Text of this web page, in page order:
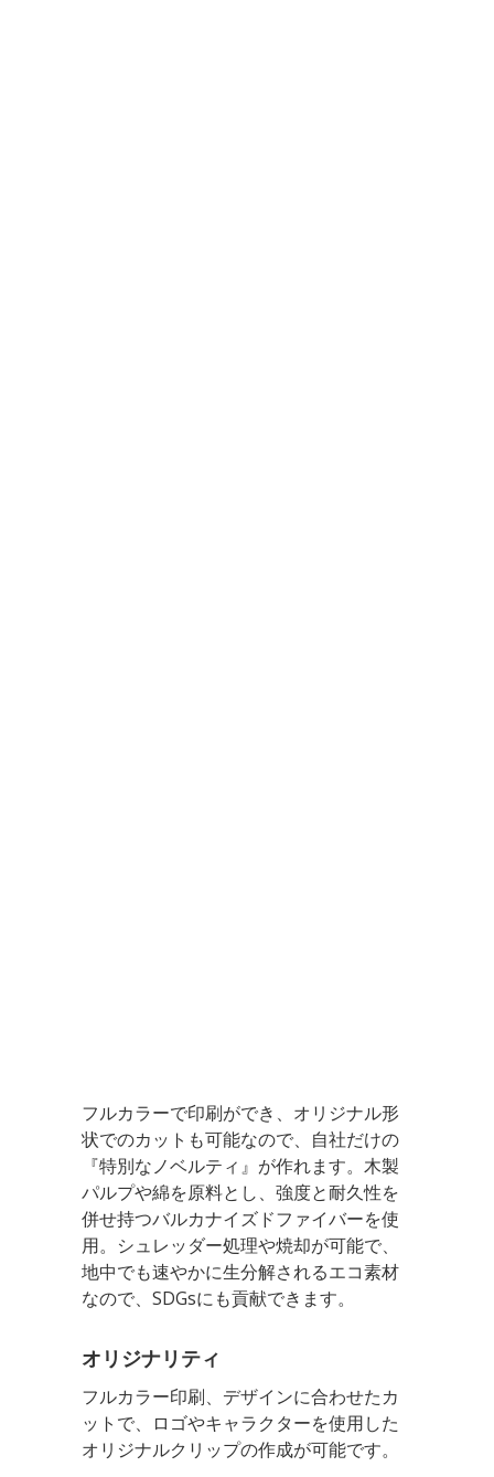
フルカラーで印刷ができ、オリジナル形
状でのカットも可能なので、自社だけの
『特別なノベルティ』が作れます。木製
パルプや綿を原料とし、強度と耐久性を
併せ持つバルカナイズドファイバーを使
用。シュレッダー処理や焼却が可能で、
地中でも速やかに生分解されるエコ素材
なので、SDGsにも貢献できます。
オリジナリティ
フルカラー印刷、デザインに合わせたカ
ットで、ロゴやキャラクターを使用した
オリジナルクリップの作成が可能です。